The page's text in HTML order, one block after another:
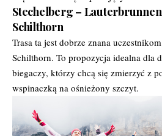
Stechelberg –
Schilthorn
Trasa ta jest dobrze znana
Schilthorn. To propozycja idealna dla
biegaczy, którzy chcą się zmierzyć z
wspinaczką na ośnieżony szczyt.